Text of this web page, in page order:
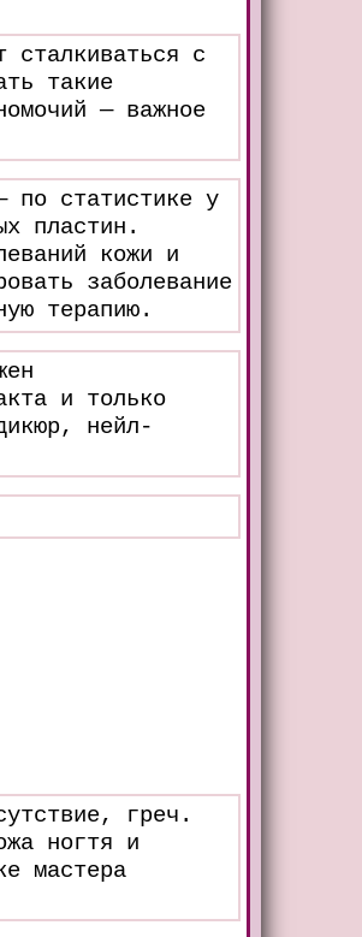
сталкиваться с
такие
— важное
по статистике у
пластин.
кожи и
заболевание
терапию.
и только
нейл-
греч.
ногтя и
мастера